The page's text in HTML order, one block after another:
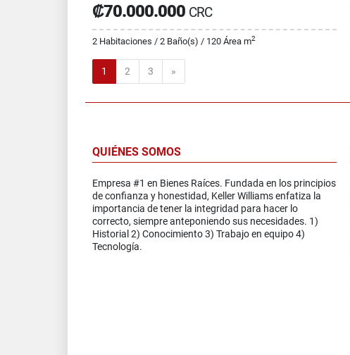
₡70.000.000 CRC
2 Habitaciones / 2 Baño(s) / 120 Área m2
1 2 3 »
QUIÉNES SOMOS
Empresa #1 en Bienes Raíces. Fundada en los principios
de confianza y honestidad, Keller Williams enfatiza la
importancia de tener la integridad para hacer lo
correcto, siempre anteponiendo sus necesidades. 1)
Historial 2) Conocimiento 3) Trabajo en equipo 4)
Tecnología.